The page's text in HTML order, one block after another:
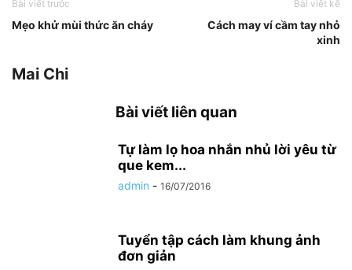
Bài viết trước
Mẹo khử mùi thức ăn cháy
Bài viết kế
Cách may ví cầm tay nhỏ
xinh
Mai Chi
Bài viết liên quan
Tự làm lọ hoa nhắn nhủ lời yêu từ
que kem...
admin - 16/07/2016
Tuyển tập cách làm khung ảnh
đơn giản